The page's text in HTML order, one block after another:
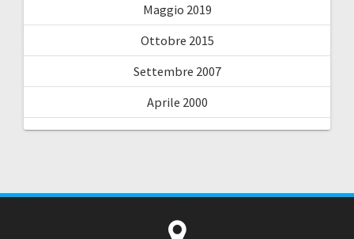
Maggio 2019
Ottobre 2015
Settembre 2007
Aprile 2000